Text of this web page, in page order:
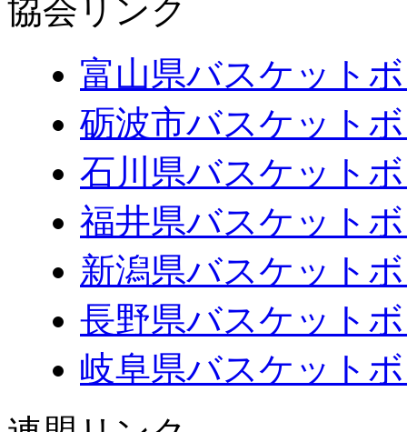
協会リンク
富山県バスケット
砺波市バスケット
石川県バスケット
福井県バスケット
新潟県バスケット
長野県バスケット
岐阜県バスケット